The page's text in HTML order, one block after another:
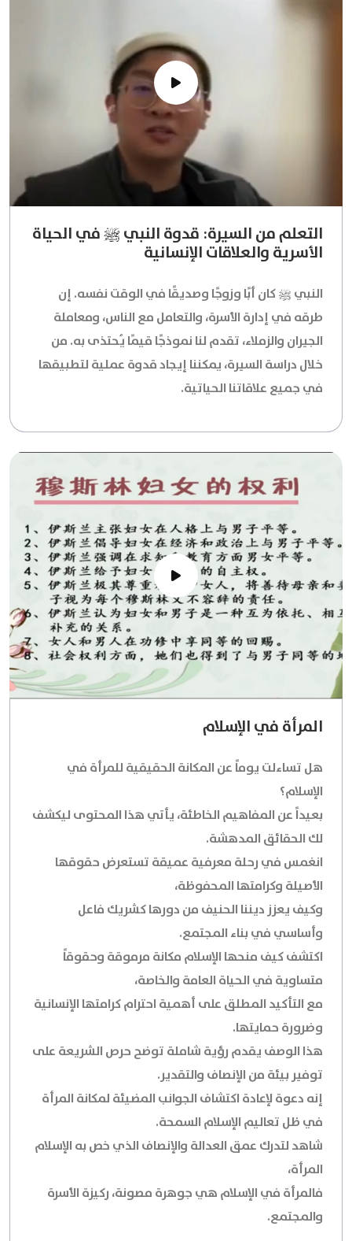
التعلم من السيرة: قدوة النبي ﷺ في الحياة
الأسرية والعلاقات الإنسانية
النبي ﷺ كان أبًا وزوجًا وصديقًا في الوقت نفسه. إن
طرقه في إدارة الأسرة، والتعامل مع الناس، ومعاملة
الجيران والزملاء، تقدم لنا نموذجًا قيمًا يُحتذى به. من
خلال دراسة السيرة، يمكننا إيجاد قدوة عملية لتطبيقها
في جميع علاقاتنا الحياتية.
المرأة في الإسلام
هل تساءلت يوماً عن المكانة الحقيقية للمرأة في
الإسلام؟
بعيداً عن المفاهيم الخاطئة، يأتي هذا المحتوى ليكشف
لك الحقائق المدهشة.
انغمس في رحلة معرفية عميقة تستعرض حقوقها
الأصيلة وكرامتها المحفوظة،
وكيف يعزز ديننا الحنيف من دورها كشريك فاعل
وأساسي في بناء المجتمع.
اكتشف كيف منحها الإسلام مكانة مرموقة وحقوقاً
متساوية في الحياة العامة والخاصة،
مع التأكيد المطلق على أهمية احترام كرامتها الإنسانية
وضرورة حمايتها.
هذا الوصف يقدم رؤية شاملة توضح حرص الشريعة على
توفير بيئة من الإنصاف والتقدير.
إنه دعوة لإعادة اكتشاف الجوانب المضيئة لمكانة المرأة
في ظل تعاليم الإسلام السمحة.
شاهد لتدرك عمق العدالة والإنصاف الذي خص به الإسلام
المرأة،
فالمرأة في الإسلام هي جوهرة مصونة، ركيزة الأسرة
والمجتمع.